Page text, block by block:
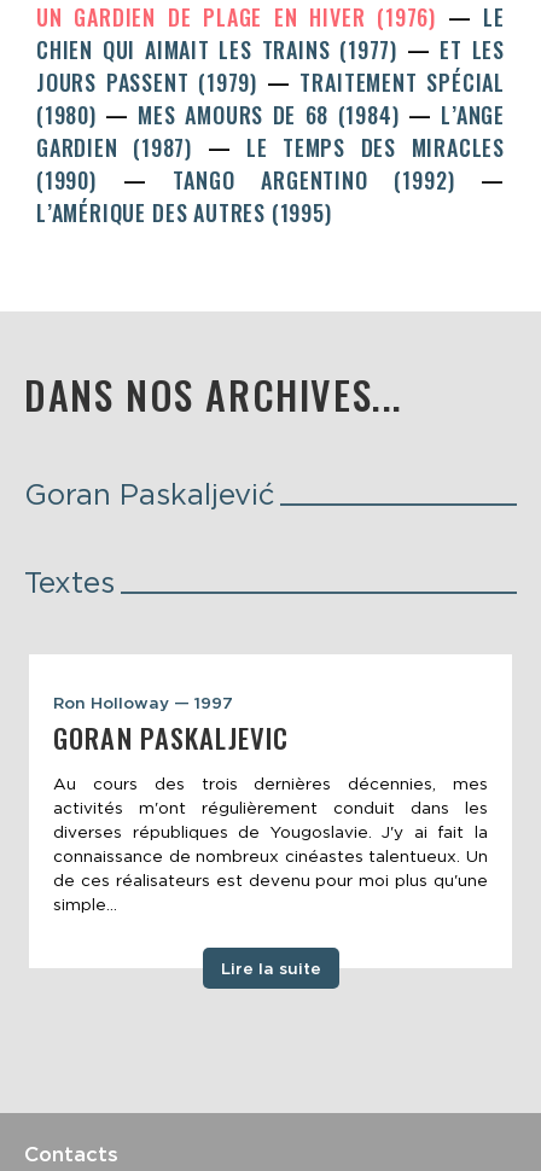
UN GARDIEN DE PLAGE EN HIVER (1976)
LE
CHIEN QUI AIMAIT LES TRAINS (1977)
ET LES
JOURS PASSENT (1979)
TRAITEMENT SPÉCIAL
(1980)
MES AMOURS DE 68 (1984)
L’ANGE
GARDIEN (1987)
LE TEMPS DES MIRACLES
(1990)
TANGO ARGENTINO (1992)
L’AMÉRIQUE DES AUTRES (1995)
DANS NOS ARCHIVES...
Goran Paskaljević
Textes
Ron Holloway — 1997
GORAN PASKALJEVIC
Au cours des trois dernières décennies, mes
activités m'ont régulièrement conduit dans les
diverses républiques de Yougoslavie. J'y ai fait la
connaissance de nombreux cinéastes talentueux. Un
de ces réalisateurs est devenu pour moi plus qu'une
simple...
Lire la suite
Contacts